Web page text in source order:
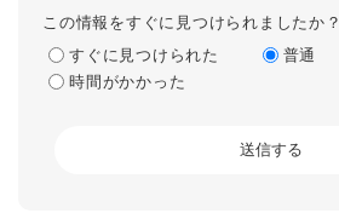
この情報をすぐに見つけられましたか？
すぐに見つけられた
普通
時間がかかった